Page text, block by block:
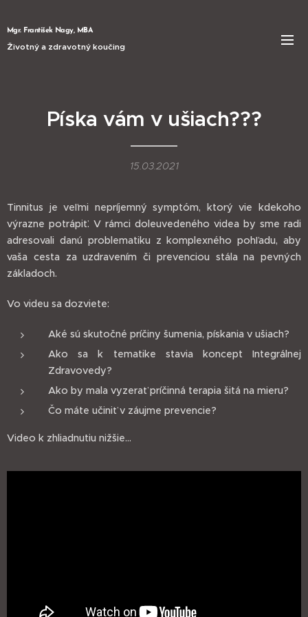
Mgr. František Nagy, MBA
Životný a zdravotný koučing
Píska vám v ušiach???
15.03.2021
Tinnitus je veľmi nepríjemný symptóm, ktorý vie kdekoho
výrazne potrápiť. V rámci doleuvedeného videa by sme radi
adresovali danú problematiku z komplexného pohľadu, aby
vaša cesta za uzdravením či prevenciou stála na pevných
základoch.
Vo videu sa dozviete:
Aké sú skutočné príčiny šumenia, pískania v ušiach?
Ako sa k tematike stavia koncept Integrálnej
Zdravovedy?
Ako by mala vyzerať príčinná terapia šitá na mieru?
Čo máte učiniť v záujme prevencie?
Video k zhliadnutiu nižšie...